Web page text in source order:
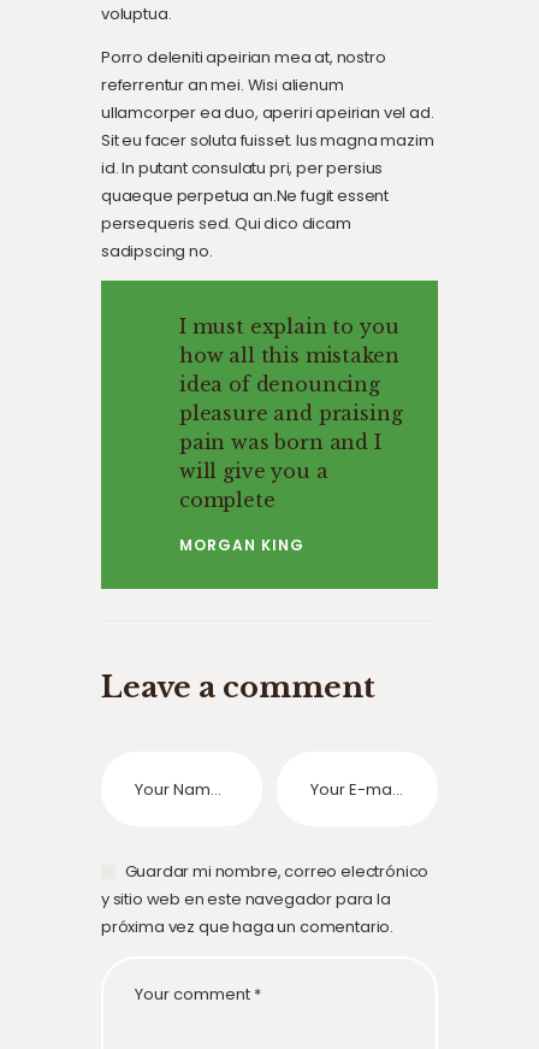
voluptua.
Porro deleniti apeirian mea at, nostro
referrentur an mei. Wisi alienum
ullamcorper ea duo, aperiri apeirian vel ad.
Sit eu facer soluta fuisset. Ius magna mazim
id. In putant consulatu pri, per persius
quaeque perpetua an.Ne fugit essent
persequeris sed. Qui dico dicam
sadipscing no.
I must explain to you
how all this mistaken
idea of denouncing
pleasure and praising
pain was born and I
will give you a
complete
MORGAN KING
Leave a comment
Guardar mi nombre, correo electrónico
y sitio web en este navegador para la
próxima vez que haga un comentario.